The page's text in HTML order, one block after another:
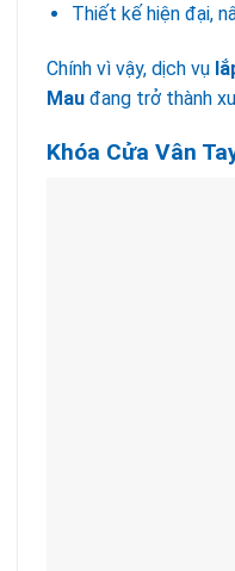
Thiết kế hiện đại,
Chính vì vậy, dịch vụ
Mau đang trở thành
Khóa Cửa Vân